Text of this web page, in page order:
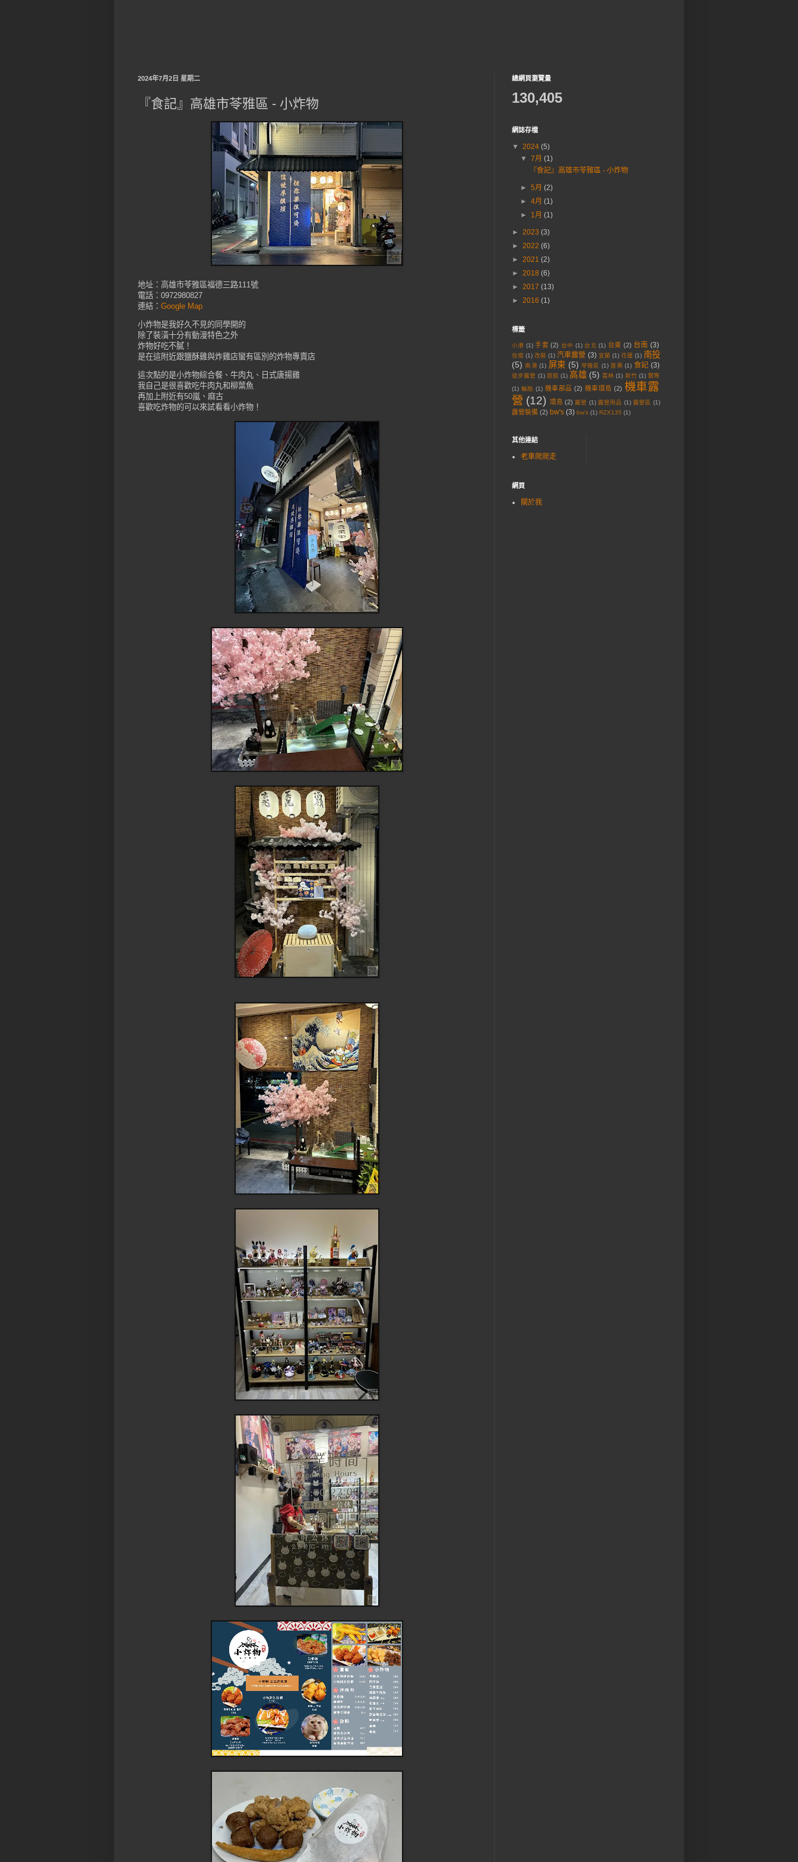
2024年7月2日 星期二
『食記』高雄市苓雅區 - 小炸物
地址：高雄市苓雅區福德三路111號
電話：0972980827
連結： Google Map
小炸物是我好久不見的同學開的
除了裝潢十分有動漫特色之外
炸物好吃不膩！
是在這附近跟鹽酥雞與炸雞店蠻有區別的炸物專賣店
這次點的是小炸物綜合餐、牛肉丸、日式唐揚雞
我自己是很喜歡吃牛肉丸和柳葉魚
再加上附近有50嵐、麻古
喜歡吃炸物的可以來試看看小炸物！
總網頁瀏覽量
130,405
網誌存檔
▼ 2024 (5)
▼7月(1)
『食記』高雄市苓雅區 - 小炸物
►5月(2)
►4月(1)
► 1月(1)
► 2023 (3)
► 2022 (6)
► 2021 (2)
► 2018 (6)
► 2017 (13)
► 2016 (1)
標籤
小港 (1) 手套 (2) 台中 (1) 台北 (1) 台東 (2) 台南 (3)
住宿 (1) 改裝 (1) 汽車露營 (3) 宜蘭 (1) 花蓮 (1) 南投
(5) 南港 (1) 屏東 (5) 苓雅區 (1) 苗栗 (1) 食記 (3)
徒步露營 (1) 旅館 (1) 高雄 (5) 雲林 (1) 新竹 (1) 實際
(1) 輪胎 (1) 機車部品 (2) 機車環島 (2) 機車露
營 (12) 環島 (2) 露營 (1) 露營用品 (1) 露營區 (1)
露營裝備 (2) bw's (3) bw‘s (1) RZX135 (1)
其他連結
老車爬爬走
網頁
關於我